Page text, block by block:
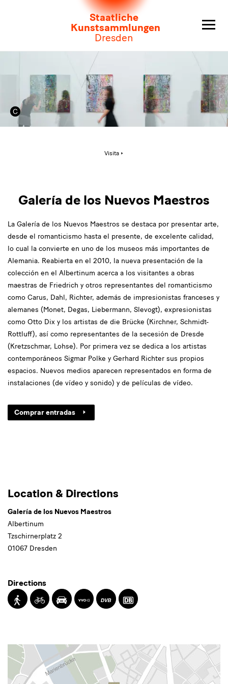
Staatliche
Kunstsammlungen
Dresden
los
Maestros
Visita
Galería de los Nuevos Maestros
La Galería de los Nuevos Maestros se destaca por presentar arte,
desde el romanticismo hasta el presente, de excelente calidad,
lo cual la convierte en uno de los museos más importantes de
Alemania. Reabierta en el 2010, la nueva presentación de la
colección en el Albertinum acerca a los visitantes a obras
maestras de Friedrich y otros representantes del romanticismo
como Carus, Dahl, Richter, además de impresionistas franceses y
alemanes (Monet, Degas, Liebermann, Slevogt), expresionistas
como Otto Dix y los artistas de die Brücke (Kirchner, Schmidt-
Rottluff), así como representantes de la secesión de Dresde
(Kretzschmar, Lohse). Por primera vez se dedica a los artistas
contemporáneos Sigmar Polke y Gerhard Richter sus propios
espacios. Nuevos medios aparecen representados en forma de
instalaciones (de vídeo y sonido) y de películas de vídeo.
Comprar entradas
Galería
de
los
Nuevos
Location & Directions
Galería de los Nuevos Maestros
Albertinum
Tzschirnerplatz 2
01067 Dresden
Directions
WalkingCycling Driving
Timetable
Information
Transit
by
Transit
by